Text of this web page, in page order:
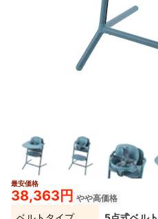
最安価格
38,363円 やや高価格